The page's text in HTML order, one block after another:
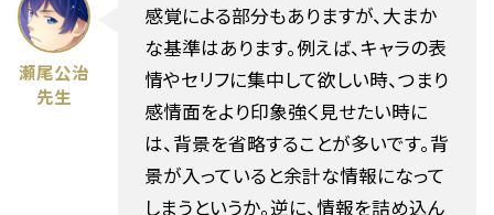
瀬尾公治
先生
感覚による部分もありますが、大まか
な基準はあります。例えば、キャラの表
情やセリフに集中して欲しい時、つまり
感情面をより印象強く見せたい時に
は、背景を省略することが多いです。背
景が入っていると余計な情報になって
しまうというか。逆に、情報を詰め込ん